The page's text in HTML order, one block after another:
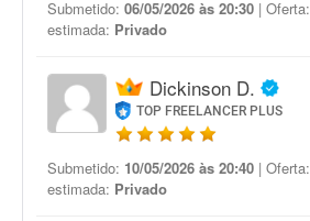
Submetido: 06/05/2026 às 20:30 | Oferta:
estimada: Privado
Dickinson D.
TOP FREELANCER PLUS
Submetido: 10/05/2026 às 20:40 | Oferta:
estimada: Privado